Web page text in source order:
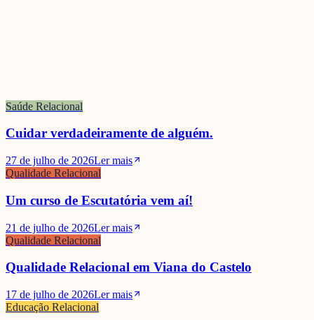
Saúde Relacional
Cuidar verdadeiramente de alguém.
27 de julho de 2026Ler mais
Qualidade Relacional
Um curso de Escutatória vem aí!
21 de julho de 2026Ler mais
Qualidade Relacional
Qualidade Relacional em Viana do Castelo
17 de julho de 2026Ler mais
Educação Relacional